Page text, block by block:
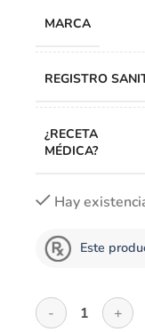
MARCA
REGISTRO
¿RECETA
MÉDICA?
Hay
Este